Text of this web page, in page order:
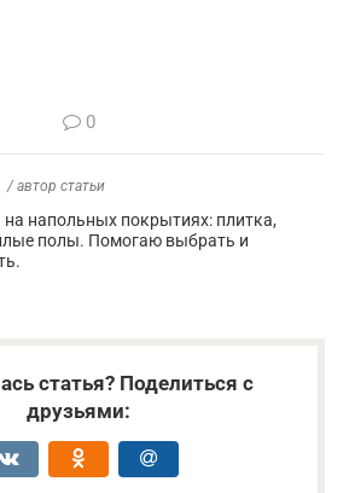
0
/ автор статьи
напольных покрытиях: плитка,
полы. Помогаю выбрать и
статья? Поделиться с
друзьями: